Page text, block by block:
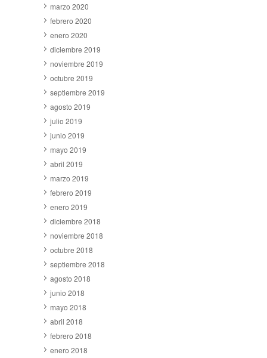
marzo 2020
febrero 2020
enero 2020
diciembre 2019
noviembre 2019
octubre 2019
septiembre 2019
agosto 2019
julio 2019
junio 2019
mayo 2019
abril 2019
marzo 2019
febrero 2019
enero 2019
diciembre 2018
noviembre 2018
octubre 2018
septiembre 2018
agosto 2018
junio 2018
mayo 2018
abril 2018
febrero 2018
enero 2018